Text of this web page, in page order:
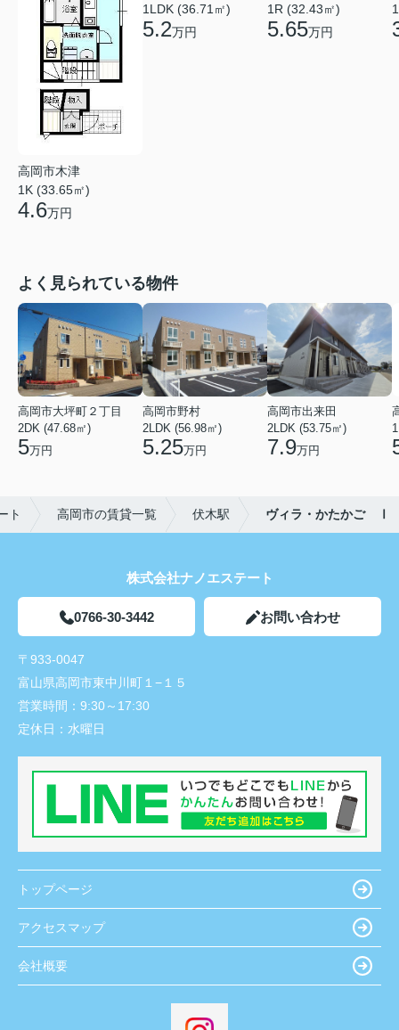
高岡市木津
1K (33.65㎡)
4.6万円
1LDK (36.71㎡)
5.2万円
1R (32.43㎡)
5.65万円
よく見られている物件
高岡市大坪町２丁目
2DK (47.68㎡)
5万円
高岡市野村
2LDK (56.98㎡)
5.25万円
高岡市出来田
2LDK (53.75㎡)
7.9万円
ト 高岡市の賃貸一覧 伏木駅 ヴィラ・かたかご Ⅰ
株式会社ナノエステート
0766-30-3442 お問い合わせ
〒933-0047
富山県高岡市東中川町１−１５
営業時間： 9:30～17:30
定休日： 水曜日
トップページ
アクセスマップ
会社概要